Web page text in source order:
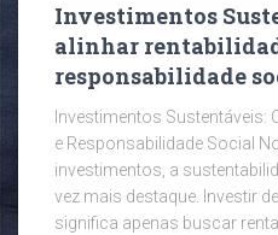
Investimentos
alinhar
responsabilidade
Investimentos Sustentáveis:
e Responsabilidade Social
investimentos, a
vez mais destaque. Investir
significa apenas buscar